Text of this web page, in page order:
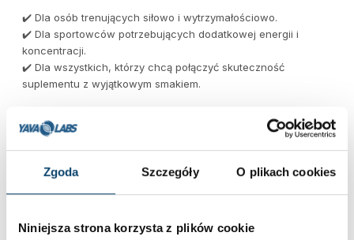
Zgoda Szczegóły O plikach cookies
Niniejsza strona korzysta z plików cookie
✔️ Dla osób trenujących siłowo i wytrzymałościowo.
✔️ Dla sportowców potrzebujących dodatkowej energii i
koncentracji.
✔️ Dla wszystkich, którzy chcą połączyć skuteczność
suplementu z wyjątkowym smakiem.
większą energię i maksymalne skupienie, sięgnij poYava
trening na nowy poziom.